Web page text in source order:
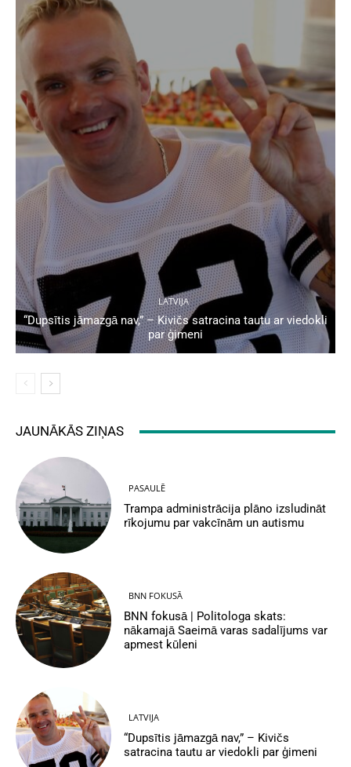
LATVIJA
“Dupsītis jāmazgā nav,” – Kivičs satracina tautu ar viedokli
par ģimeni
JAUNĀKĀS ZIŅAS
PASAULĒ
Trampa administrācija plāno izsludināt
rīkojumu par vakcīnām un autismu
BNN FOKUSĀ
BNN fokusā | Politologa skats:
nākamajā Saeimā varas sadalījums var
apmest kūleni
LATVIJA
“Dupsītis jāmazgā nav,” – Kivičs
satracina tautu ar viedokli par ģimeni